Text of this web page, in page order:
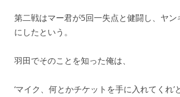
第二戦はマー君が5回一失点と健闘し、ヤ
にしたという。
羽田でそのことを知った俺は、
‘マイク、何とかチケットを手に入れてくれ